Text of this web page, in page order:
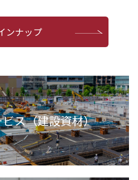
ンナップ
ス（建設資材）